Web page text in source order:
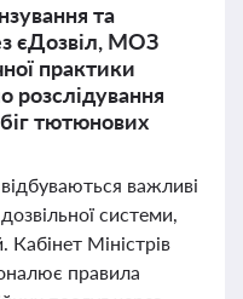
та
єДозвіл, МОЗ
практики
розслідування
тютюнових
важливі
системи,
Міністрів
правила